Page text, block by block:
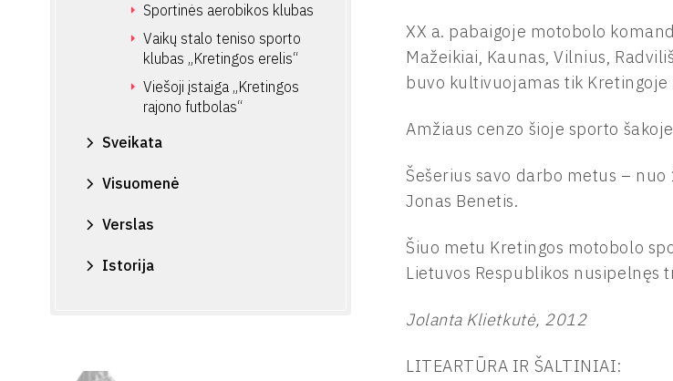
Sportinės aerobikos klubas
Vaikų stalo teniso sporto
klubas „Kretingos erelis“
Viešoji įstaiga „Kretingos
rajono futbolas“
Sveikata
Visuomenė
Verslas
Istorija
XX a. pabaigoje motobolo
Mažeikiai, Kaunas, Vilnius,
buvo kultivuojamas tik
Amžiaus cenzo šioje sporto
Šešerius savo darbo metus –
Jonas Benetis.
Šiuo metu Kretingos motobolo
Lietuvos Respublikos nusipelnęs
Jolanta Klietkutė, 2012
LITEARTŪRA IR ŠALTINIAI: